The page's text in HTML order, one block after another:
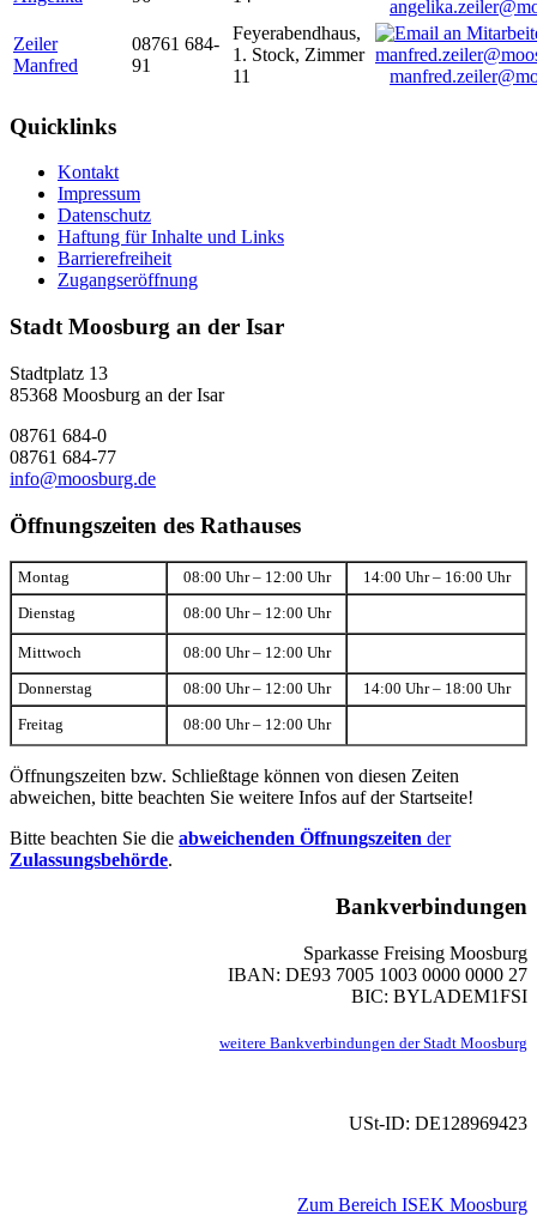
Zeiler
Manfred
08761 684-
91
Feyerabendhaus,
1. Stock, Zimmer
11
Quicklinks
Kontakt
Impressum
Datenschutz
Haftung für Inhalte und Links
Barrierefreiheit
Zugangseröffnung
Stadt Moosburg an der Isar
Stadtplatz 13
85368 Moosburg an der Isar
08761 684-0
08761 684-77
info@moosburg.de
Öffnungszeiten des Rathauses
Montag 08:00 Uhr – 12:00 Uhr 14:00 Uhr – 16:00 Uhr
Dienstag 08:00 Uhr – 12:00 Uhr
Mittwoch 08:00 Uhr – 12:00 Uhr
Donnerstag 08:00 Uhr – 12:00 Uhr 14:00 Uhr – 18:00 Uhr
Freitag 08:00 Uhr – 12:00 Uhr
Öffnungszeiten bzw. Schließtage können von diesen Zeiten
abweichen, bitte beachten Sie weitere Infos auf der Startseite!
Bitte beachten Sie die abweichenden Öffnungszeiten der
Zulassungsbehörde.
Bankverbindungen
Sparkasse Freising Moosburg
IBAN: DE93 7005 1003 0000 0000 27
BIC: BYLADEM1FSI
weitere Bankverbindungen der Stadt Moosburg
USt-ID: DE128969423
Zum Bereich ISEK Moosburg